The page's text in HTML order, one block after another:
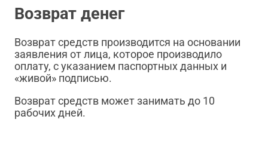
Возврат денег
Возврат средств производится на основании
заявления от лица, которое производило
оплату, с указанием паспортных данных и
«живой» подписью.
Возврат средств может занимать до 10
рабочих дней.